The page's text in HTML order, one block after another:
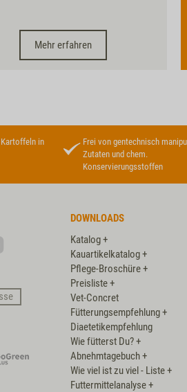
Mehr erfahren
in
Frei von gentechnisch
Zutaten und chem.
Konservierungsstoffen
DOWNLOADS
Katalog +
Kauartikelkatalog +
Pflege-Broschüre +
Preisliste +
Vet-Concret
Fütterungsempfehlung +
Diaetetikempfehlung
Wie fütterst Du? +
Abnehmtagebuch +
Wie viel ist zu viel - Liste +
Futtermittelanalyse +